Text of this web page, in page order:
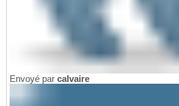
Envoyé par calvaire